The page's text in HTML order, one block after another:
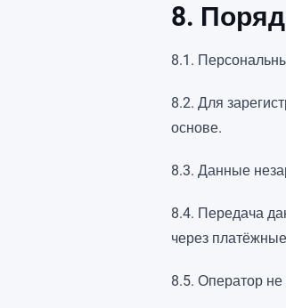
8.
8.1.
8.2. Для
основе.
8.3. Данные
8.4. Передача
через
8.5. Оператор не